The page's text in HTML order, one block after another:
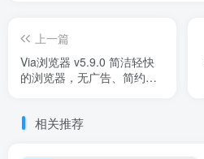
上一篇
Via浏览器 v5.9.0 简洁轻快
的浏览器，无广告、简约、
相关推荐